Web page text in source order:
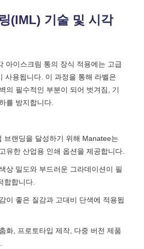
(IML) 기술 및 시각
아이스크림 통의 장식 적용에는 고급
사용됩니다. 이 과정을 통해 라벨은
의 필수적인 부분이 되어 벗겨짐, 기
를 방지합니다.
브랜딩을 달성하기 위해 Manatee는
유한 산업용 인쇄 옵션을 제공합니다.
상 밀도와 부드러운 그라데이션이 필
합합니다.
이 좋은 질감과 고대비 단색에 적용됩
화, 프로토타입 제작, 다중 버전 제품